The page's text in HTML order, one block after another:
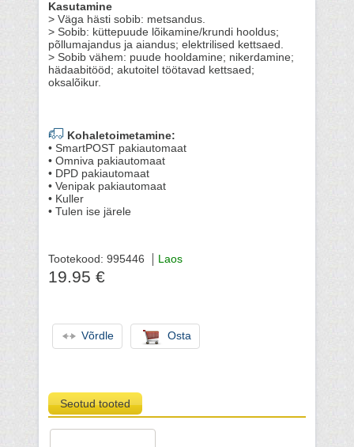
Kasutamine
> Väga hästi sobib: metsandus.
> Sobib: küttepuude lõikamine/krundi hooldus;
põllumajandus ja aiandus; elektrilised kettsaed.
> Sobib vähem: puude hooldamine; nikerdamine;
hädaabitööd; akutoitel töötavad kettsaed;
oksalõikur.
Kohaletoimetamine:
• SmartPOST pakiautomaat
• Omniva pakiautomaat
• DPD pakiautomaat
• Venipak pakiautomaat
• Kuller
• Tulen ise järele
Tootekood: 995446 Laos
19.95 €
Võrdle Osta
Seotud tooted